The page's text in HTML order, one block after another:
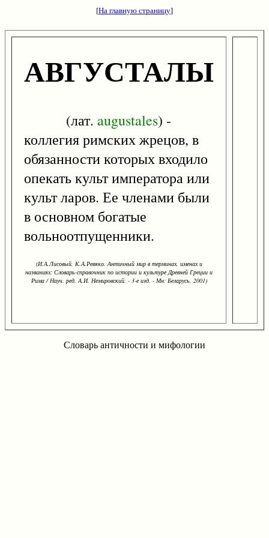
[На главную страницу]
АВГУСТАЛЫ
(лат. augustales) -
коллегия римских жрецов, в
обязанности которых входило
опекать культ императора или
культ ларов. Ее членами были
в основном богатые
вольноотпущенники.
(И.А.Лисовый, К.А.Ревяко. Античный мир в терминах, именах и
названиях: Словарь-справочник по истории и культуре Древней Греции и
Рима / Науч. ред. А.И. Немировский. - 3-е изд. - Мн: Беларусь, 2001)
Словарь античности и мифологии